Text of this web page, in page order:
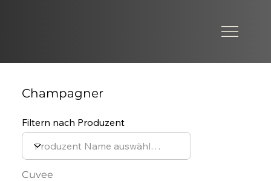
Filtern nach Produzent
Cuvee
Champagner